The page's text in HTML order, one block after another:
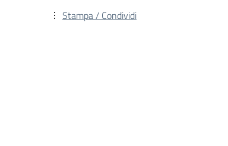
Stampa / Condividi